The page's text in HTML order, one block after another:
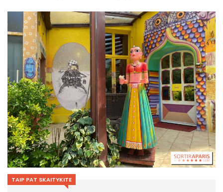
TAIP PAT SKAITYKITE